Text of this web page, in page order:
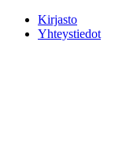
Kirjasto
Yhteystiedot